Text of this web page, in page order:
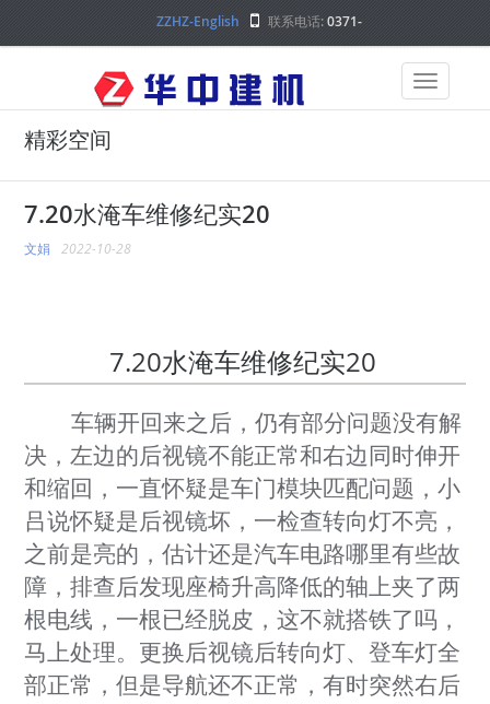
ZZHZ-English 联系电话:0371-
精彩空间
7.20水淹车维修纪实20
文娟 2022-10-28
7.20水淹车维修纪实20
车辆开回来之后，仍有部分问题没有解
决，左边的后视镜不能正常和右边同时伸开
和缩回，一直怀疑是车门模块匹配问题，小
吕说怀疑是后视镜坏，一检查转向灯不亮，
之前是亮的，估计还是汽车电路哪里有些故
障，排查后发现座椅升高降低的轴上夹了两
根电线，一根已经脱皮，这不就搭铁了吗，
马上处理。更换后视镜后转向灯、登车灯全
部正常，但是导航还不正常，有时突然右后